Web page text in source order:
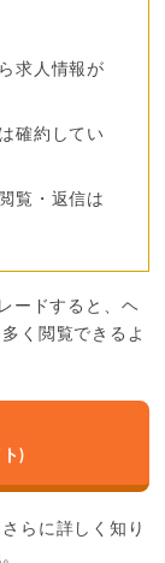
求人情報が
確約してい
覧・返信は
ードすると、ヘ
く閲覧できるよ
)
らに詳しく知り